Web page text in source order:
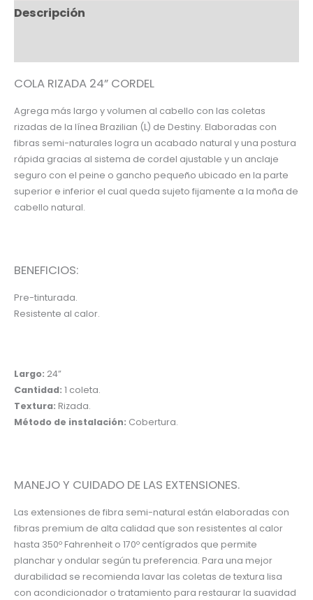
Descripción
COLA RIZADA 24” CORDEL
Agrega más largo y volumen al cabello con las coletas
rizadas de la línea Brazilian (L) de Destiny. Elaboradas con
fibras semi-naturales logra un acabado natural y una postura
rápida gracias al sistema de cordel ajustable y un anclaje
seguro con el peine o gancho pequeño ubicado en la parte
superior e inferior el cual queda sujeto fijamente a la moña de
cabello natural.
BENEFICIOS:
Pre-tinturada.
Resistente al calor.
Largo: 24”
Cantidad: 1 coleta.
Textura: Rizada.
Método de instalación: Cobertura.
MANEJO Y CUIDADO DE LAS EXTENSIONES.
Las extensiones de fibra semi-natural están elaboradas con
fibras premium de alta calidad que son resistentes al calor
hasta 350º Fahrenheit o 170º centígrados que permite
planchar y ondular según tu preferencia. Para una mejor
durabilidad se recomienda lavar las coletas de textura lisa
con acondicionador o tratamiento para restaurar la suavidad